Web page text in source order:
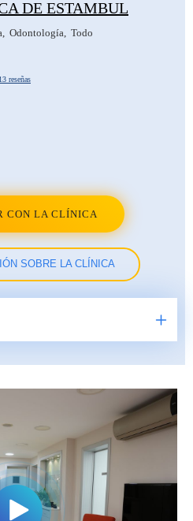
DE ESTAMBUL
Odontología Todo
13 reseñas
CON LA CLÍNICA
SOBRE LA CLÍNICA